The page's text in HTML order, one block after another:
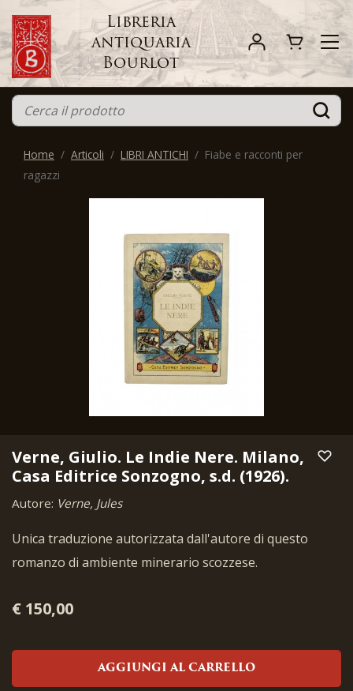
Libreria
antiquaria
Bourlot
Home Articoli LIBRI ANTICHI
Fiabe e racconti per
ragazzi
Verne, Giulio. Le Indie Nere. Milano,
Casa Editrice Sonzogno, s.d. (1926).
Autore: Verne, Jules
Unica traduzione autorizzata dall'autore di questo
romanzo di ambiente minerario scozzese.
€ 150,00
AGGIUNGI AL CARRELLO